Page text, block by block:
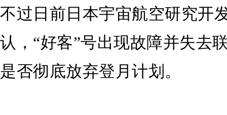
不过日前日本宇宙航空研究开
认，“好客”号出现故障并失去
是否彻底放弃登月计划。